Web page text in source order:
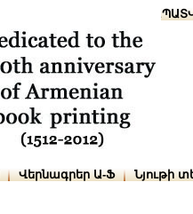
Վերնագրեր Ա-Ֆ Նյութի